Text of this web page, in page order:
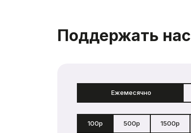
Поддержать нас
Ежемесячно
100р 500р 1500р